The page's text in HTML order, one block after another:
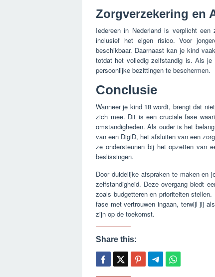
Zorgverzekering en
Iedereen in Nederland is verplicht
inclusief het eigen risico. Voor
beschikbaar. Daarnaast kan je kind
totdat het volledig zelfstandig is. Als je
persoonlijke bezittingen te beschermen.
Conclusie
Wanneer je kind 18 wordt, brengt dat
zich mee. Dit is een cruciale fase
omstandigheden. Als ouder is het
van een DigiD, het afsluiten van een
ze ondersteunen bij het opzetten van
beslissingen.
Door duidelijke afspraken te maken en
zelfstandigheid. Deze overgang biedt
zoals budgetteren en prioriteiten
fase met vertrouwen ingaan, terwijl jij
zijn op de toekomst.
Share this: